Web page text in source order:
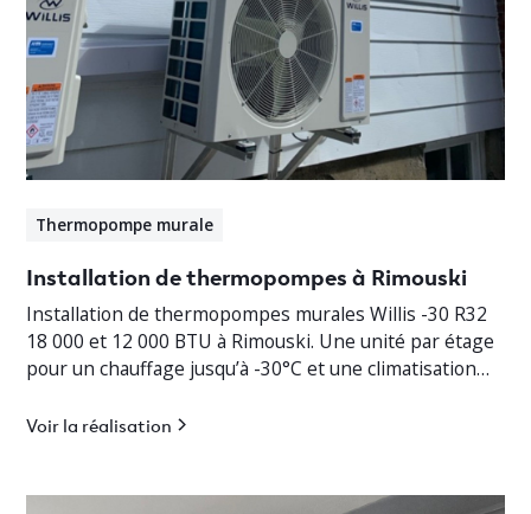
Thermopompe murale
Installation de thermopompes à Rimouski
Installation de thermopompes murales Willis -30 R32
18 000 et 12 000 BTU à Rimouski. Une unité par étage
pour un chauffage jusqu’à -30°C et une climatisation
Voir la réalisation